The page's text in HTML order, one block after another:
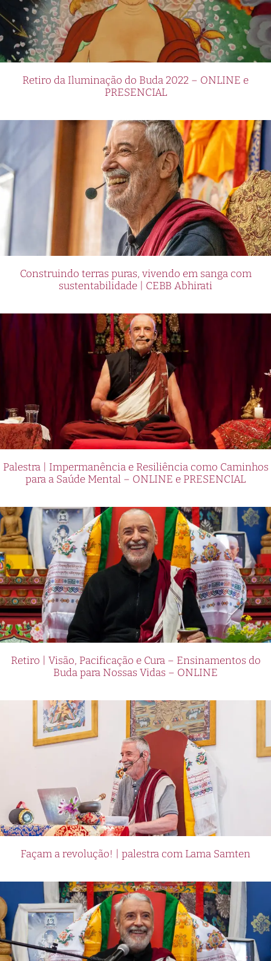
Retiro da Iluminação do Buda 2022 – ONLINE e
PRESENCIAL
Construindo terras puras, vivendo em sanga com
sustentabilidade | CEBB Abhirati
Palestra | Impermanência e Resiliência como Caminhos
para a Saúde Mental – ONLINE e PRESENCIAL
Retiro | Visão, Pacificação e Cura – Ensinamentos do
Buda para Nossas Vidas – ONLINE
Façam a revolução! | palestra com Lama Samten